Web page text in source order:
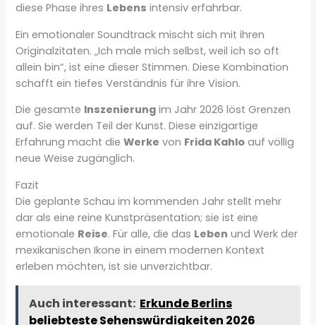
diese Phase ihres Lebens intensiv erfahrbar.
Ein emotionaler Soundtrack mischt sich mit ihren
Originalzitaten. „Ich male mich selbst, weil ich so oft
allein bin“, ist eine dieser Stimmen. Diese Kombination
schafft ein tiefes Verständnis für ihre Vision.
Die gesamte Inszenierung im Jahr 2026 löst Grenzen
auf. Sie werden Teil der Kunst. Diese einzigartige
Erfahrung macht dieWerke von Frida Kahlo auf völlig
neue Weise zugänglich.
Fazit
Die geplante Schau im kommenden Jahr stellt mehr
dar als eine reine Kunstpräsentation; sie ist eine
emotionale Reise. Für alle, die das Leben und Werk der
mexikanischen Ikone in einem modernen Kontext
erleben möchten, ist sie unverzichtbar.
Auch interessant: Erkunde Berlins
beliebteste Sehenswürdigkeiten 2026